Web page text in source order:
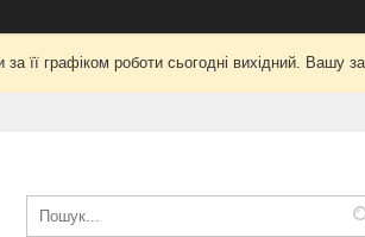
її графіком роботи сьогодні вихідний.